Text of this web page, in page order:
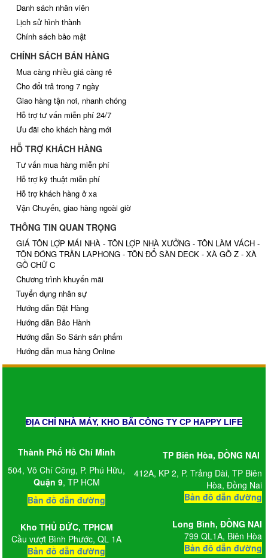
Danh sách nhân viên
Lịch sử hình thành
Chính sách bảo mật
CHÍNH SÁCH BÁN HÀNG
Mua càng nhiều giá càng rẻ
Cho đổi trả trong 7 ngày
Giao hàng tận nơi, nhanh chóng
Hỗ trợ tư vấn miễn phí 24/7
Ưu đãi cho khách hàng mới
HỖ TRỢ KHÁCH HÀNG
Tư vấn mua hàng miễn phí
Hỗ trợ kỹ thuật miễn phí
Hỗ trợ khách hàng ở xa
Vận Chuyển, giao hàng ngoài giờ
THÔNG TIN QUAN TRỌNG
GIÁ TÔN LỢP MÁI NHÀ - TÔN LỢP NHÀ XƯỞNG - TÔN LÀM VÁCH -
TÔN ĐÓNG TRẦN LAPHONG - TÔN ĐỔ SÀN DECK - XÀ GỒ Z - XÀ
GỒ CHỮ C
Chương trình khuyến mãi
Tuyển dụng nhân sự
Hướng dẫn Đặt Hàng
Hướng dẫn Bảo Hành
Hướng dẫn So Sánh sản phẩm
Hướng dẫn mua hàng Online
ĐỊA CHỈ NHÀ MÁY, KHO BÃI CÔNG TY CP HAPPY LIFE
Thành Phố Hồ Chí Minh
504, Võ Chí Công, P. Phú Hữu,
Quận 9, TP HCM
Bản đồ dẫn đường
TP Biên Hòa, ĐỒNG NAI
412A, KP 2, P. Trảng Dài, TP Biên
Hòa, Đồng Nai
Bản đồ dẫn đường
Kho THỦ ĐỨC, TPHCM
Cầu vượt Bình Phước, QL 1A
Bản đồ dẫn đường
Long Bình,ĐỒNG NAI
799 QL1A, Biên Hòa
Bản đồ dẫn đường